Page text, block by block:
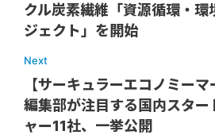
クル炭素繊維「資源循環・環
ジェクト」を開始
Next
【サーキュラーエコノミーマ
編集部が注目する国内スター
ャー11社、一挙公開